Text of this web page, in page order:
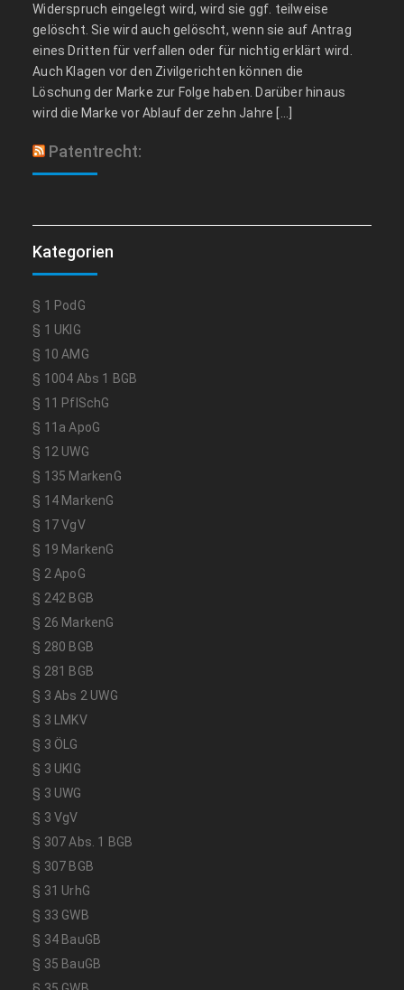
Widerspruch eingelegt wird, wird sie ggf. teilweise
gelöscht. Sie wird auch gelöscht, wenn sie auf Antrag
eines Dritten für verfallen oder für nichtig erklärt wird.
Auch Klagen vor den Zivilgerichten können die
Löschung der Marke zur Folge haben. Darüber hinaus
wird die Marke vor Ablauf der zehn Jahre […]
Patentrecht:
Kategorien
§ 1 PodG
§ 1 UKlG
§ 10 AMG
§ 1004 Abs 1 BGB
§ 11 PflSchG
§ 11a ApoG
§ 12 UWG
§ 135 MarkenG
§ 14 MarkenG
§ 17 VgV
§ 19 MarkenG
§ 2 ApoG
§ 242 BGB
§ 26 MarkenG
§ 280 BGB
§ 281 BGB
§ 3 Abs 2 UWG
§ 3 LMKV
§ 3 ÖLG
§ 3 UKlG
§ 3 UWG
§ 3 VgV
§ 307 Abs. 1 BGB
§ 307 BGB
§ 31 UrhG
§ 33 GWB
§ 34 BauGB
§ 35 BauGB